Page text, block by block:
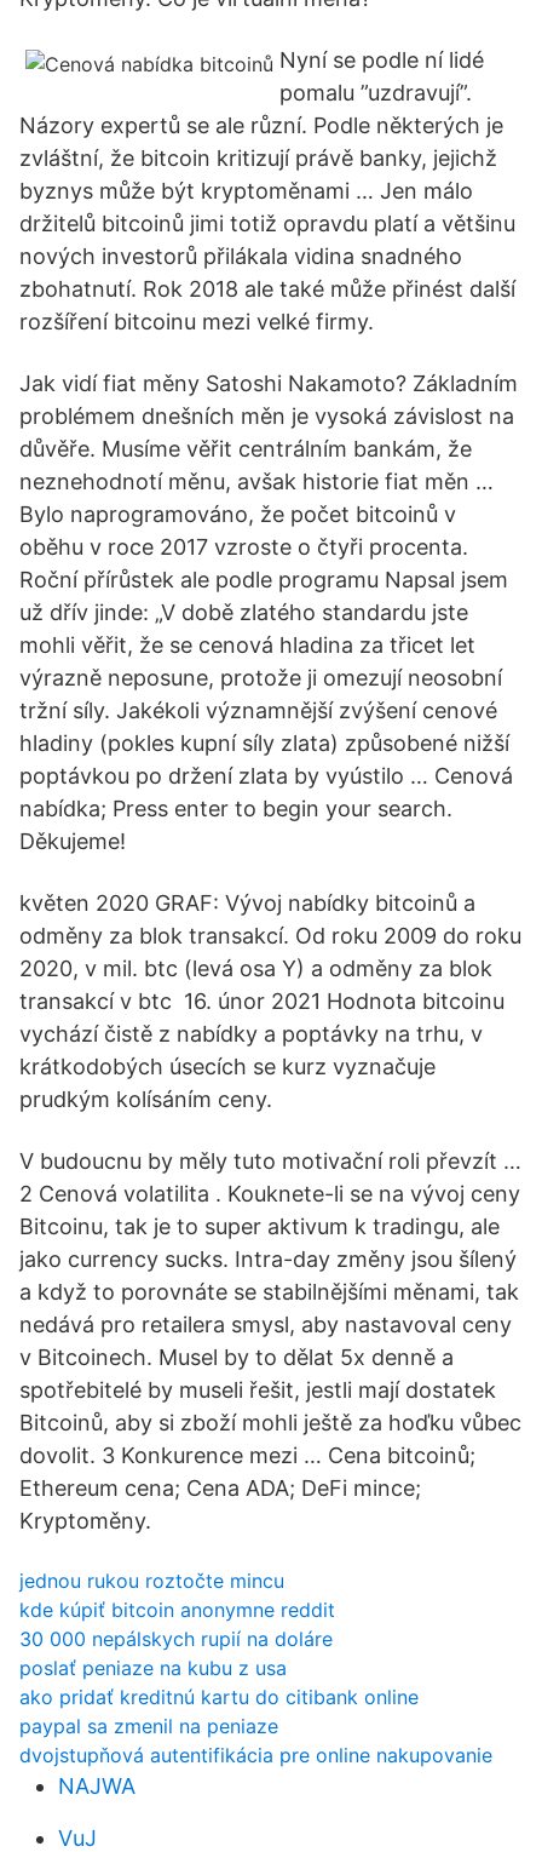
Nyní se podle ní lidé
pomalu ”uzdravují”.
Názory expertů se ale různí. Podle některých je
zvláštní, že bitcoin kritizují právě banky, jejichž
byznys může být kryptoměnami … Jen málo
držitelů bitcoinů jimi totiž opravdu platí a většinu
nových investorů přilákala vidina snadného
zbohatnutí. Rok 2018 ale také může přinést další
rozšíření bitcoinu mezi velké firmy.
Jak vidí fiat měny Satoshi Nakamoto? Základním
problémem dnešních měn je vysoká závislost na
důvěře. Musíme věřit centrálním bankám, že
neznehodnotí měnu, avšak historie fiat měn …
Bylo naprogramováno, že počet bitcoinů v
oběhu v roce 2017 vzroste o čtyři procenta.
Roční přírůstek ale podle programu Napsal jsem
už dřív jinde: „V době zlatého standardu jste
mohli věřit, že se cenová hladina za třicet let
výrazně neposune, protože ji omezují neosobní
tržní síly. Jakékoli významnější zvýšení cenové
hladiny (pokles kupní síly zlata) způsobené nižší
poptávkou po držení zlata by vyústilo … Cenová
nabídka; Press enter to begin your search.
Děkujeme!
květen 2020 GRAF: Vývoj nabídky bitcoinů a
odměny za blok transakcí. Od roku 2009 do roku
2020, v mil. btc (levá osa Y) a odměny za blok
transakcí v btc 16. únor 2021 Hodnota bitcoinu
vychází čistě z nabídky a poptávky na trhu, v
krátkodobých úsecích se kurz vyznačuje
prudkým kolísáním ceny.
V budoucnu by měly tuto motivační roli převzít …
2 Cenová volatilita . Kouknete-li se na vývoj ceny
Bitcoinu, tak je to super aktivum k tradingu, ale
jako currency sucks. Intra-day změny jsou šílený
a když to porovnáte se stabilnějšími měnami, tak
nedává pro retailera smysl, aby nastavoval ceny
v Bitcoinech. Musel by to dělat 5x denně a
spotřebitelé by museli řešit, jestli mají dostatek
Bitcoinů, aby si zboží mohli ještě za hoďku vůbec
dovolit. 3 Konkurence mezi … Cena bitcoinů;
Ethereum cena; Cena ADA; DeFi mince;
Kryptoměny.
jednou rukou roztočte mincu
kde kúpiť bitcoin anonymne reddit
30 000 nepálskych rupií na doláre
poslať peniaze na kubu z usa
ako pridať kreditnú kartu do citibank online
paypal sa zmenil na peniaze
dvojstupňová autentifikácia pre online nakupovanie
NAJWA
VuJ